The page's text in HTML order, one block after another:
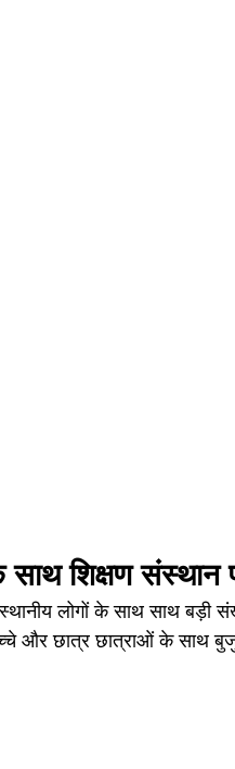
साथ शिक्षण संस्थान
लोगों के साथ साथ बड़ी
और छात्र छात्राओं के साथ